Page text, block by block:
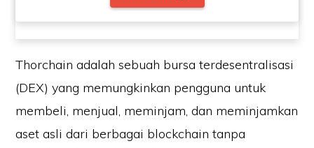
Thorchain adalah sebuah bursa terdesentralisasi
(DEX) yang memungkinkan pengguna untuk
membeli, menjual, meminjam, dan meminjamkan
aset asli dari berbagai blockchain tanpa